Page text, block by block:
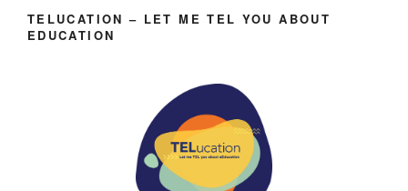
TELUCATION – LET ME TEL YOU ABOUT
EDUCATION